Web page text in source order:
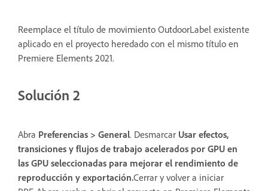
Reemplace el título de movimiento OutdoorLabel existente
aplicado en el proyecto heredado con el mismo título en
Premiere Elements 2021.
Solución 2
Abra Preferencias > General. Desmarcar Usar efectos,
transiciones y flujos de trabajo acelerados por GPU en
las GPU seleccionadas para mejorar el rendimiento de
reproducción y exportación.Cerrar y volver a iniciar